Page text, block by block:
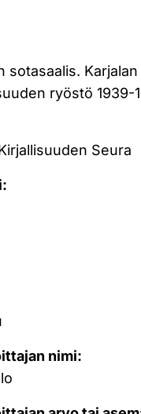
sotasaalis. Karjalan
ryöstö 1939-
Seura
nimi: